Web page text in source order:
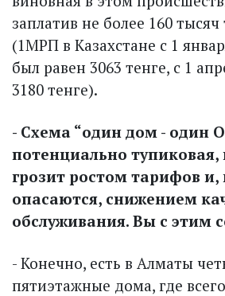
заплатив не более 160
(1МРП в Казахстане с 1
был равен 3063 тенге, с 1
3180 тенге).
- Схема “один дом - один
потенциально тупиковая,
грозит рос­том тарифов и,
опасаются, снижением
обслуживания. Вы с этим
- Конечно, есть в Алматы
пятиэтажные дома, где